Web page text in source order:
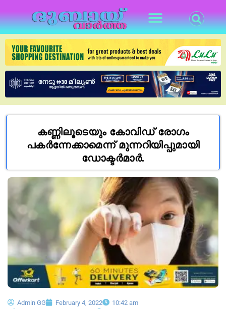
കണ്ണിലൂടെയും കോവിഡ് രോഗം
പകർന്നേക്കാമെന്ന് മുന്നറിയിപ്പുമായി
ഡോക്ടർമാർ.
Admin GG February 4, 2022
10:42 am